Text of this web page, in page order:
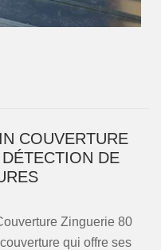
COUVERTURE
DE
Zinguerie 80
qui offre ses